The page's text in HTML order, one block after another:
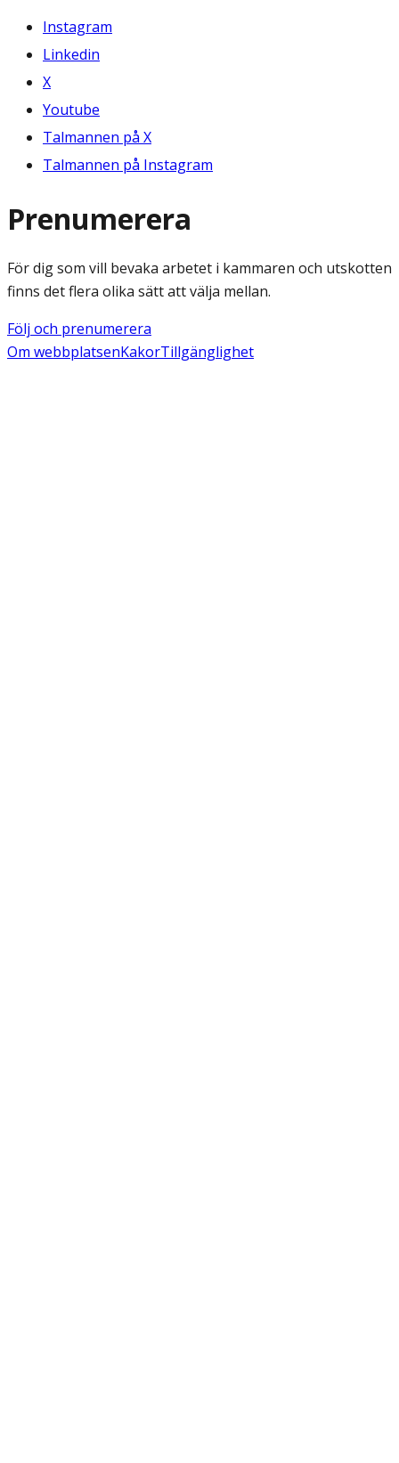
Instagram
Linkedin
X
Youtube
Talmannen på X
Talmannen på Instagram
Prenumerera
För dig som vill bevaka arbetet i kammaren och utskotten
finns det flera olika sätt att välja mellan.
Följ och prenumerera
Om webbplatsenKakorTillgänglighet